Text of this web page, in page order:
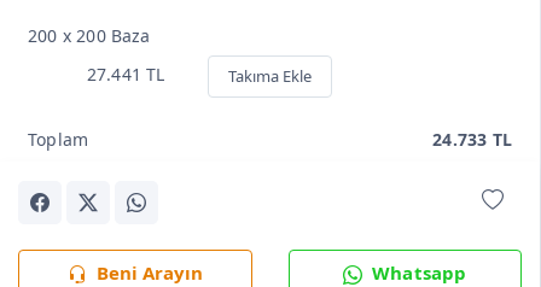
200 x 200 Baza
27.441 TL
Takıma Ekle
Toplam 24.733 TL
Beni Arayın Whatsapp